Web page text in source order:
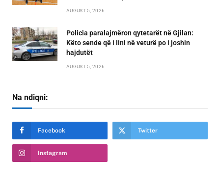
AUGUST 5, 2026
Policia paralajmëron qytetarët në Gjilan:
Këto sende që i lini në veturë po i joshin
hajdutët
AUGUST 5, 2026
Na ndiqni:
Facebook Twitter
Instagram